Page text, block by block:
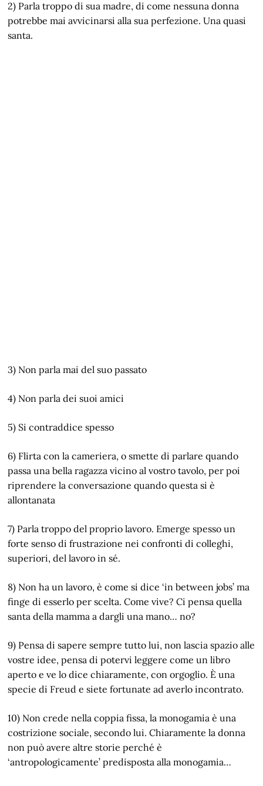
2) Parla troppo di sua madre, di come nessuna donna
potrebbe mai avvicinarsi alla sua perfezione. Una quasi
santa.
3) Non parla mai del suo passato
4) Non parla dei suoi amici
5) Si contraddice spesso
6) Flirta con la cameriera, o smette di parlare quando
passa una bella ragazza vicino al vostro tavolo, per poi
riprendere la conversazione quando questa si è
allontanata
7) Parla troppo del proprio lavoro. Emerge spesso un
forte senso di frustrazione nei confronti di colleghi,
superiori, del lavoro in sé.
8) Non ha un lavoro, è come si dice ‘in between jobs’ ma
finge di esserlo per scelta. Come vive? Ci pensa quella
santa della mamma a dargli una mano… no?
9) Pensa di sapere sempre tutto lui, non lascia spazio alle
vostre idee, pensa di potervi leggere come un libro
aperto e ve lo dice chiaramente, con orgoglio. È una
specie di Freud e siete fortunate ad averlo incontrato.
10) Non crede nella coppia fissa, la monogamia è una
costrizione sociale, secondo lui. Chiaramente la donna
non può avere altre storie perché è
‘antropologicamente’ predisposta alla monogamia…